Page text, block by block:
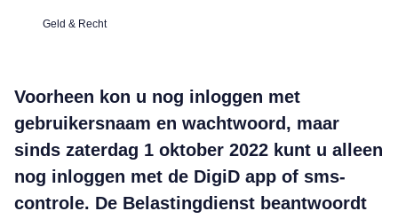
Geld & Recht
Voorheen kon u nog inloggen met
gebruikersnaam en wachtwoord, maar
sinds zaterdag 1 oktober 2022 kunt u alleen
nog inloggen met de DigiD app of sms-
controle. De Belastingdienst beantwoordt